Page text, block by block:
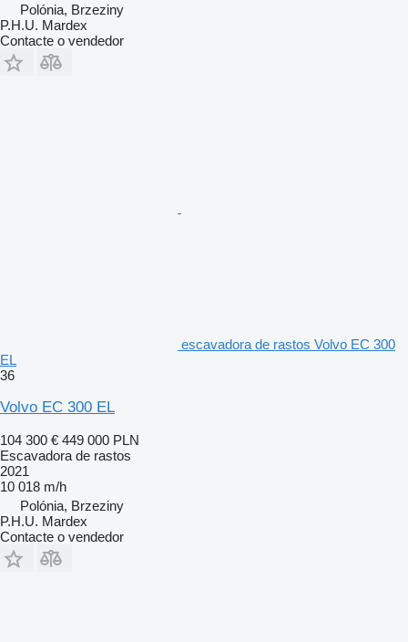
Polónia, Brzeziny
P.H.U. Mardex
Contacte o vendedor
escavadora de rastos Volvo EC 300
EL
36
Volvo EC 300 EL
104 300 € 449 000 PLN
Escavadora de rastos
2021
10 018 m/h
Polónia, Brzeziny
P.H.U. Mardex
Contacte o vendedor